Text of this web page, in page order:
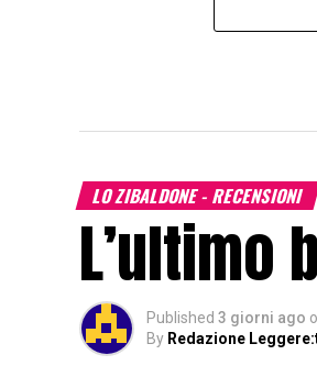
LO ZIBALDONE - RECENSIONI
L’ultimo
Published 3 giorni ago
By Redazione